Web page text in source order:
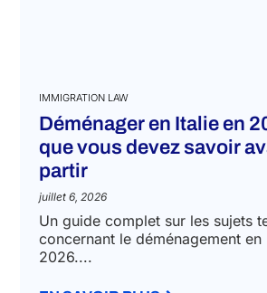
IMMIGRATION LAW
Déménager en Italie en
que vous devez savoir
partir
juillet 6, 2026
Un guide complet sur les sujets
concernant le déménagement en
2026....